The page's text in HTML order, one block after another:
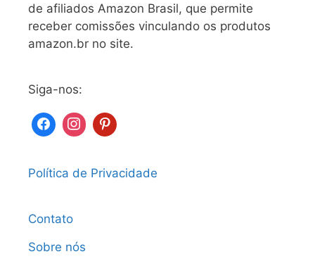
de afiliados Amazon Brasil, que permite
receber comissões vinculando os produtos
amazon.br no site.
Siga-nos:
Política de Privacidade
Contato
Sobre nós